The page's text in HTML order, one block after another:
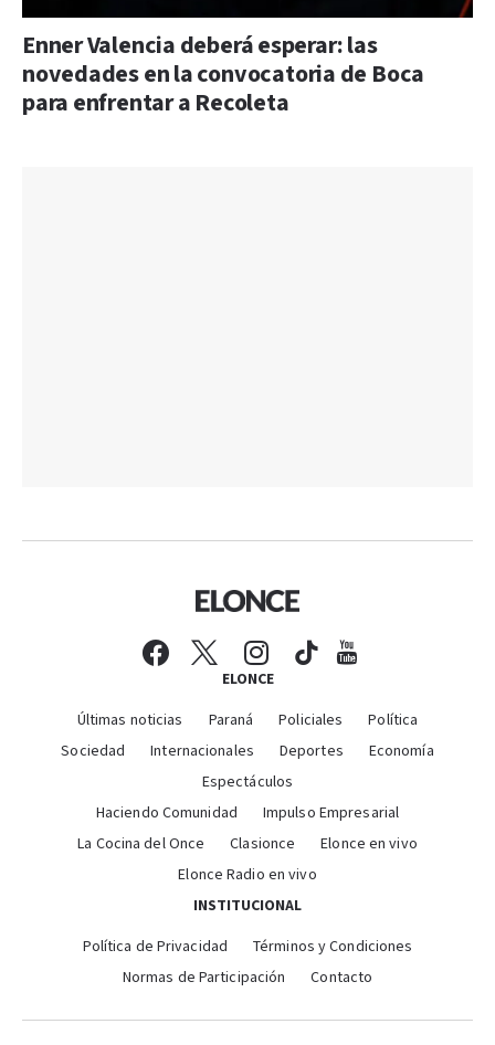
Enner Valencia deberá esperar: las
novedades en la convocatoria de Boca
para enfrentar a Recoleta
ELONCE
Últimas noticias Paraná Policiales
Política
Sociedad
Internacionales Deportes
Economía
Espectáculos
Haciendo Comunidad
Impulso Empresarial
La Cocina del Once
Clasionce
Elonce en vivo
Elonce Radio en vivo
INSTITUCIONAL
Política de Privacidad
Términos y Condiciones
Normas de Participación
Contacto